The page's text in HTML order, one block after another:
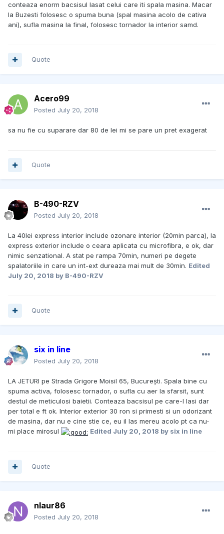
conteaza enorm bacsisul lasat celui care iti spala masina. Macar
la Buzesti folosesc o spuma buna (spal masina acolo de cativa
ani), sufla masina la final, folosesc tornador la interior samd.
Quote
Acero99
Posted July 20, 2018
sa nu fie cu suparare dar 80 de lei mi se pare un pret exagerat
Quote
B-490-RZV
Posted July 20, 2018
La 40lei express interior include ozonare interior (20min parca), la
express exterior include o ceara aplicata cu microfibra, e ok, dar
nimic senzational. A stat pe rampa 70min, numeri pe degete
spalatoriile in care un int-ext dureaza mai mult de 30min. Edited
July 20, 2018 by B-490-RZV
Quote
six in line
Posted July 20, 2018
LA JETURI pe Strada Grigore Moisil 65, București. Spala bine cu
spuma activa, folosesc tornador, o sufla cu aer la sfarsit, sunt
destul de meticulosi baietii. Conteaza bacsisul pe care-l lasi dar
per total e ft ok. Interior exterior 30 ron si primesti si un odorizant
de masina, dar nu e cine stie ce, eu il las mereu acolo pt ca nu-
mi place mirosul
Edited July 20, 2018 by six in line
Quote
nlaur86
Posted July 20, 2018